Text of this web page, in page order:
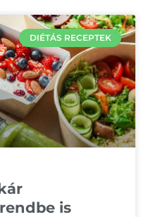
DIÉTÁS RECEPTEK
is